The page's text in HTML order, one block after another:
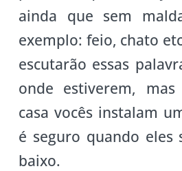
ainda que sem
exemplo: feio, chato
escutarão essas
onde estiverem,
casa vocês instalam
é seguro quando eles
baixo.